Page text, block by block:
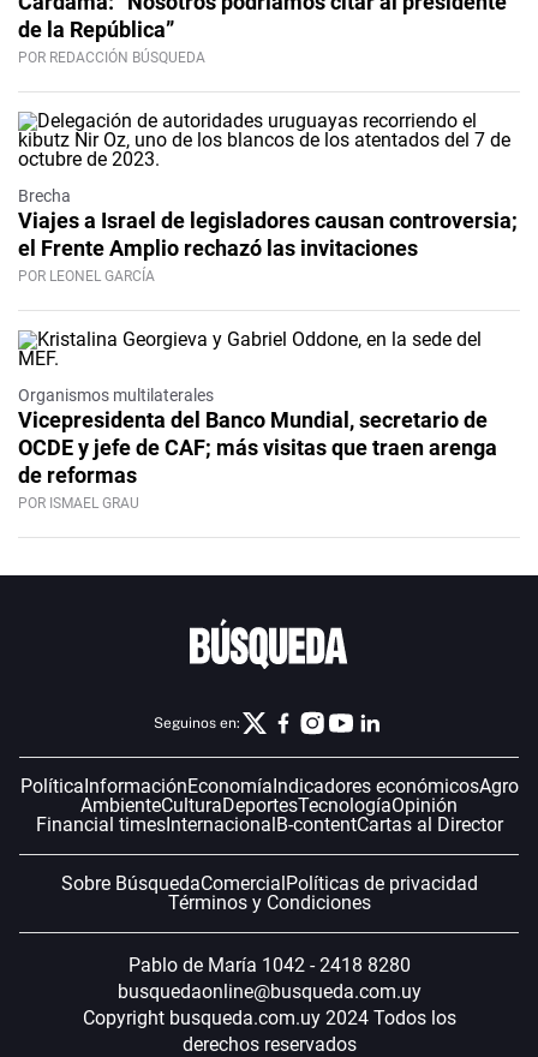
de la República”
POR REDACCIÓN BÚSQUEDA
Brecha
Viajes a Israel de legisladores causan controversia;
el Frente Amplio rechazó las invitaciones
POR LEONEL GARCÍA
Organismos multilaterales
Vicepresidenta del Banco Mundial, secretario de
OCDE y jefe de CAF; más visitas que traen arenga
de reformas
POR ISMAEL GRAU
Seguinos en:
PolíticaInformaciónEconomíaIndicadores económicosAgro
AmbienteCulturaDeportesTecnologíaOpinión
Financial timesInternacionalB-contentCartas al Director
Sobre BúsquedaComercialPolíticas de privacidad
Términos y Condiciones
Pablo de María 1042 - 2418 8280
busquedaonline@busqueda.com.uy
Copyright busqueda.com.uy 2024 Todos los
derechos reservados